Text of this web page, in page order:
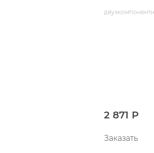
2 871 Р
Заказать